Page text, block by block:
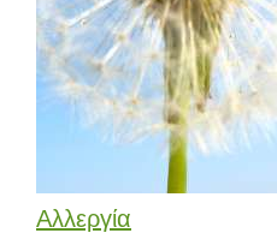
Αλλεργία